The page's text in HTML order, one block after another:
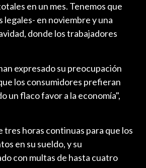
en un mes. Tenemos que
legales- en noviembre y una
donde los trabajadores
expresado su preocupación
los consumidores prefieran
un flaco favor a la economía",
tres horas continuas para que los
en su sueldo, y su
con multas de hasta cuatro